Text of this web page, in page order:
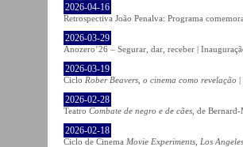
2026-04-16
Retrospectiva João Penalva: Programa
2026-03-29
Anozero’26 – Segurar, dar, receber |
2026-03-19
Ciclo Rober Beavers, o cinema como revelação |
2026-02-28
Teatro Combate de negro e de cães , de
2026-02-18
Ciclo de Cinema Movie Experiments, Los Angeles